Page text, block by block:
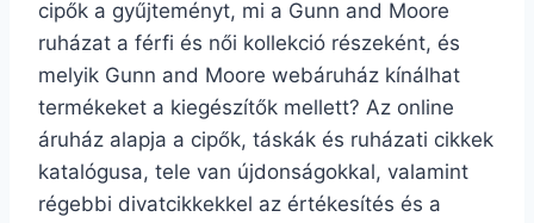
cipők a gyűjteményt, mi a Gunn and Moore
ruházat a férfi és női kollekció részeként, és
melyik Gunn and Moore webáruház kínálhat
termékeket a kiegészítők mellett? Az online
áruház alapja a cipők, táskák és ruházati cikkek
katalógusa, tele van újdonságokkal, valamint
régebbi divatcikkekkel az értékesítés és a